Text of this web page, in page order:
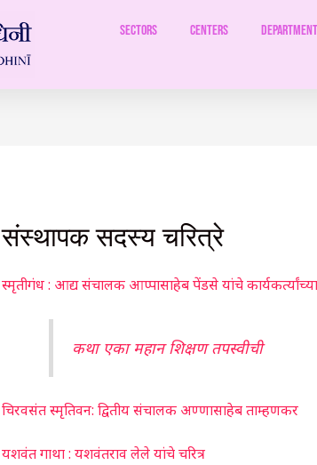
Sectors Centers
संस्थापक सदस्य चरित्रे
स्मृतीगंध : आद्य संचालक आप्पासाहेब पेंडसे यांचे
कथा एका महान शिक्षण तपस्वीची
चिरवसंत स्मृतिवन: द्वितीय संचालक अण्णासाहेब ताम्हणकर
यशवंत गाथा : यशवंतराव लेले यांचे चरित्र